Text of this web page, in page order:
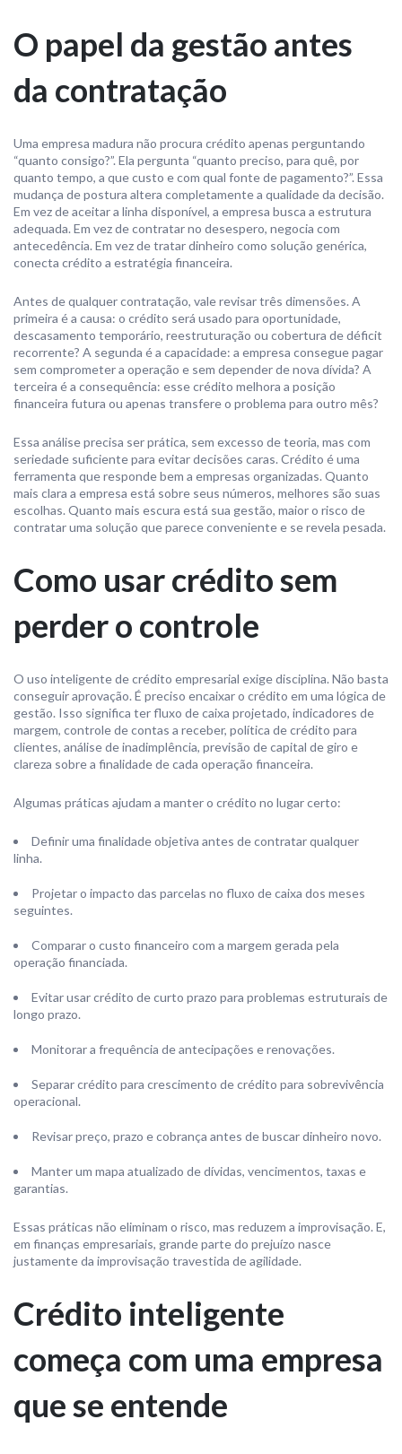
O papel da gestão antes
da contratação
Uma empresa madura não procura crédito apenas perguntando
“quanto consigo?”. Ela pergunta “quanto preciso, para quê, por
quanto tempo, a que custo e com qual fonte de pagamento?”. Essa
mudança de postura altera completamente a qualidade da decisão.
Em vez de aceitar a linha disponível, a empresa busca a estrutura
adequada. Em vez de contratar no desespero, negocia com
antecedência. Em vez de tratar dinheiro como solução genérica,
conecta crédito a estratégia financeira.
Antes de qualquer contratação, vale revisar três dimensões. A
primeira é a causa: o crédito será usado para oportunidade,
descasamento temporário, reestruturação ou cobertura de déficit
recorrente? A segunda é a capacidade: a empresa consegue pagar
sem comprometer a operação e sem depender de nova dívida? A
terceira é a consequência: esse crédito melhora a posição
financeira futura ou apenas transfere o problema para outro mês?
Essa análise precisa ser prática, sem excesso de teoria, mas com
seriedade suficiente para evitar decisões caras. Crédito é uma
ferramenta que responde bem a empresas organizadas. Quanto
mais clara a empresa está sobre seus números, melhores são suas
escolhas. Quanto mais escura está sua gestão, maior o risco de
contratar uma solução que parece conveniente e se revela pesada.
Como usar crédito sem
perder o controle
O uso inteligente de crédito empresarial exige disciplina. Não basta
conseguir aprovação. É preciso encaixar o crédito em uma lógica de
gestão. Isso significa ter fluxo de caixa projetado, indicadores de
margem, controle de contas a receber, política de crédito para
clientes, análise de inadimplência, previsão de capital de giro e
clareza sobre a finalidade de cada operação financeira.
Algumas práticas ajudam a manter o crédito no lugar certo:
Definir uma finalidade objetiva antes de contratar qualquer
linha.
Projetar o impacto das parcelas no fluxo de caixa dos meses
seguintes.
Comparar o custo financeiro com a margem gerada pela
operação financiada.
Evitar usar crédito de curto prazo para problemas estruturais de
longo prazo.
Monitorar a frequência de antecipações e renovações.
Separar crédito para crescimento de crédito para sobrevivência
operacional.
Revisar preço, prazo e cobrança antes de buscar dinheiro novo.
Manter um mapa atualizado de dívidas, vencimentos, taxas e
garantias.
Essas práticas não eliminam o risco, mas reduzem a improvisação. E,
em finanças empresariais, grande parte do prejuízo nasce
justamente da improvisação travestida de agilidade.
Crédito inteligente
começa com uma empresa
que se entende